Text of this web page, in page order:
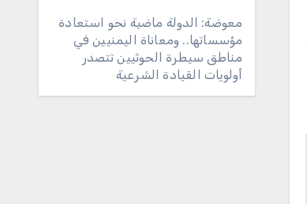
معوضة: الدولة ماضية نحو استعادة
مؤسساتها.. ومعاناة اليمنيين في
مناطق سيطرة الحوثيين تتصدر
أولويات القيادة الشرعية